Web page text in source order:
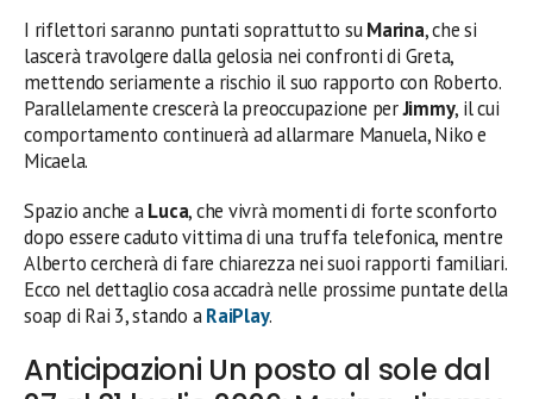
I riflettori saranno puntati soprattutto suMarina, che si
lascerà travolgere dalla gelosia nei confronti di Greta,
mettendo seriamente a rischio il suo rapporto con Roberto.
Parallelamente crescerà la preoccupazione perJimmy, il cui
comportamento continuerà ad allarmare Manuela, Niko e
Micaela.
Spazio anche aLuca, che vivrà momenti di forte sconforto
dopo essere caduto vittima di una truffa telefonica, mentre
Alberto cercherà di fare chiarezza nei suoi rapporti familiari.
Ecco nel dettaglio cosa accadrà nelle prossime puntate della
soap di Rai 3, stando aRaiPlay.
Anticipazioni Un posto al sole dal